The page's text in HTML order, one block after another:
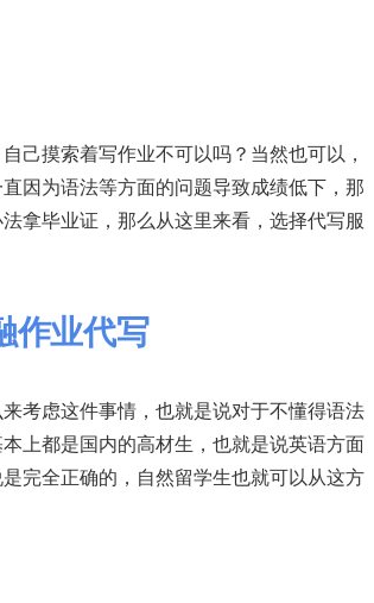
己摸索着写作业不可以吗？当然也可以，
因为语法等方面的问题导致成绩低下，那
拿毕业证，那么从这里来看，选择代写服
作业代写
考虑这件事情，也就是说对于不懂得语法
上都是国内的高材生，也就是说英语方面
完全正确的，自然留学生也就可以从这方